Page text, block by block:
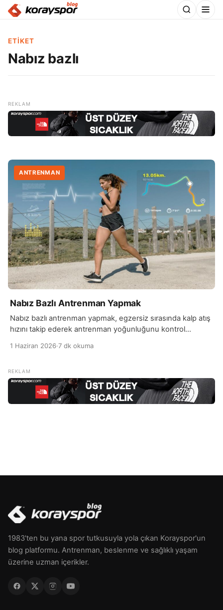
ETIKET
Nabız bazlı
ANTRENMAN
Nabız Bazlı Antrenman Yapmak
Nabız bazlı antrenman yapmak, egzersiz sırasında kalp atış
hızını takip ederek antrenman yoğunluğunu kontrol
1 Haziran 2026·7 dk okuma
1983'ten bu yana spor tutkusuyla yola çıkan Korayspor'un
blog platformu. Antrenman, beslenme ve sağlıklı yaşam
üzerine uzman içerikler.